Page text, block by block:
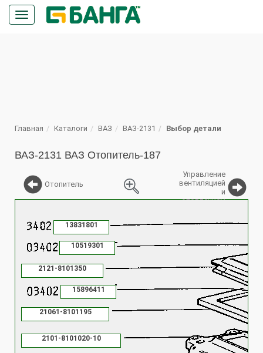
Кнопка
меню
Главная Каталоги ВАЗ ВАЗ-2131 Выбор детали
ВАЗ-2131 ВАЗ Отопитель-187
Отопитель
Управление
вентиляцией
и
отоплением
10519301
13831801
15896411
2101-8101020-10
21061-8101195
2121-8101350